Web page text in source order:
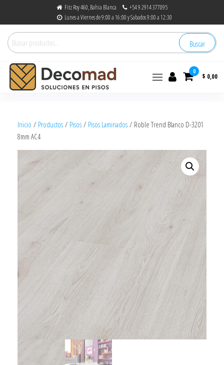
Fitz Roy 460, Bahia Blanca
+54 9 2914 377095
Lunes a Viernes de 9:00 a 16:00 y Sabados 9:00 a 12:30
Buscar
0
$ 0,00
Inicio / Productos / Pisos / Pisos Laminados / Roble Trend Blanco D-3201
8mm AC4